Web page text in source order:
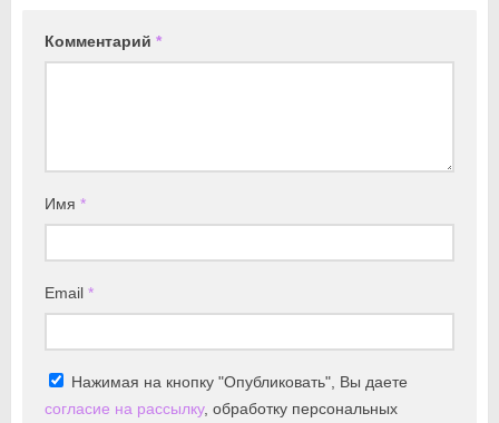
Комментарий *
Имя *
Email *
Нажимая на кнопку "Опубликовать", Вы даете
согласие на рассылку, обработку персональных